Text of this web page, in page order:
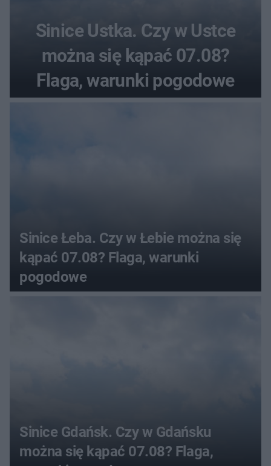
Sinice Ustka. Czy w Ustce
można się kąpać 07.08?
Flaga, warunki pogodowe
Sinice Łeba. Czy w Łebie można się
kąpać 07.08? Flaga, warunki
pogodowe
Sinice Gdańsk. Czy w Gdańsku
można się kąpać 07.08? Flaga,